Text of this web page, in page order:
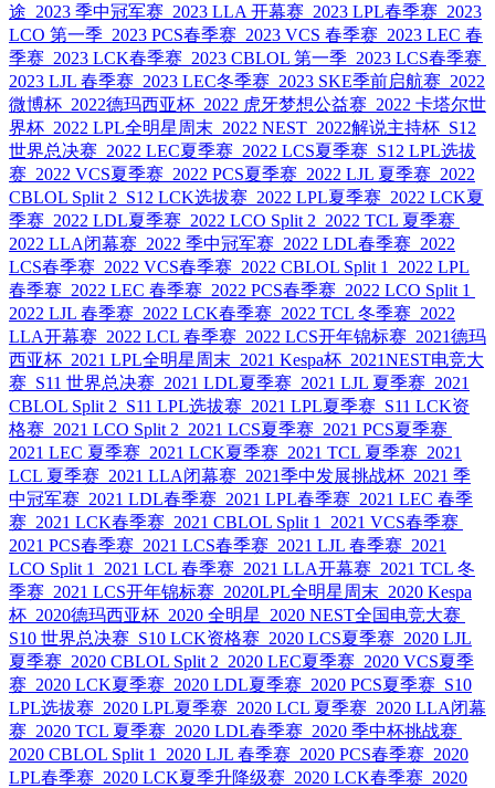
途 2023 季中冠军赛 2023 LLA 开幕赛 2023 LPL春季赛 2023
LCO 第一季 2023 PCS春季赛 2023 VCS 春季赛 2023 LEC 春
季赛 2023 LCK春季赛 2023 CBLOL 第一季 2023 LCS春季赛
2023 LJL 春季赛 2023 LEC冬季赛 2023 SKE季前启航赛 2022
微博杯 2022德玛西亚杯 2022 虎牙梦想公益赛 2022 卡塔尔世
界杯 2022 LPL全明星周末 2022 NEST 2022解说主持杯 S12
世界总决赛 2022 LEC夏季赛 2022 LCS夏季赛 S12 LPL选拔
赛 2022 VCS夏季赛 2022 PCS夏季赛 2022 LJL 夏季赛 2022
CBLOL Split 2 S12 LCK选拔赛 2022 LPL夏季赛 2022 LCK夏
季赛 2022 LDL夏季赛 2022 LCO Split 2 2022 TCL 夏季赛
2022 LLA闭幕赛 2022 季中冠军赛 2022 LDL春季赛 2022
LCS春季赛 2022 VCS春季赛 2022 CBLOL Split 1
2022 LPL
春季赛 2022 LEC 春季赛 2022 PCS春季赛 2022 LCO Split 1
2022 LJL 春季赛 2022 LCK春季赛 2022 TCL 冬季赛 2022
LLA开幕赛 2022 LCL 春季赛 2022 LCS开年锦标赛 2021德玛
西亚杯 2021 LPL全明星周末 2021 Kespa杯 2021NEST电竞大
赛 S11 世界总决赛 2021 LDL夏季赛 2021 LJL 夏季赛 2021
CBLOL Split 2 S11 LPL选拔赛 2021 LPL夏季赛 S11 LCK资
格赛 2021 LCO Split 2 2021 LCS夏季赛 2021 PCS夏季赛
2021 LEC 夏季赛 2021 LCK夏季赛 2021 TCL 夏季赛 2021
LCL 夏季赛 2021 LLA闭幕赛 2021季中发展挑战杯 2021 季
中冠军赛 2021 LDL春季赛 2021 LPL春季赛 2021 LEC 春季
赛 2021 LCK春季赛 2021 CBLOL Split 1
2021 VCS春季赛
2021 PCS春季赛 2021 LCS春季赛 2021 LJL 春季赛 2021
LCO Split 1
2021 LCL 春季赛 2021 LLA开幕赛 2021 TCL 冬
季赛 2021 LCS开年锦标赛 2020LPL全明星周末 2020 Kespa
杯 2020德玛西亚杯 2020 全明星
2020 NEST全国电竞大赛
S10 世界总决赛 S10 LCK资格赛 2020 LCS夏季赛 2020 LJL
夏季赛 2020 CBLOL Split 2 2020 LEC夏季赛 2020 VCS夏季
赛 2020 LCK夏季赛 2020 LDL夏季赛 2020 PCS夏季赛 S10
LPL选拔赛 2020 LPL夏季赛 2020 LCL 夏季赛 2020 LLA闭幕
赛 2020 TCL 夏季赛 2020 LDL春季赛 2020 季中杯挑战赛
2020 CBLOL Split 1
2020 LJL 春季赛 2020 PCS春季赛 2020
LPL春季赛 2020 LCK夏季升降级赛 2020 LCK春季赛 2020